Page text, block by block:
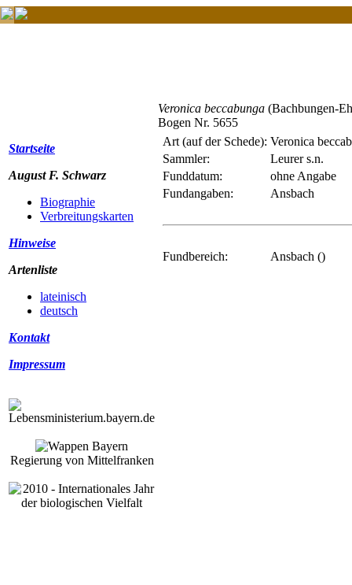
Startseite
August F. Schwarz
Biographie
Verbreitungskarten
Hinweise
Artenliste
lateinisch
deutsch
Kontakt
Impressum
Regierung von Mittelfranken
Veronica beccabunga (Bachbungen-
Bogen Nr. 5655
Art (auf der Schede): Veronica
Sammler:
Leurer s.n.
Funddatum:
ohne Angabe
Fundangaben:
Ansbach
Fundbereich: Ansbach ()